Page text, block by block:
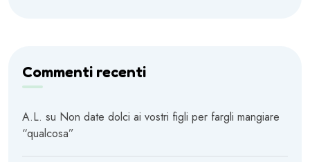
Commenti recenti
A.L. su Non date dolci ai vostri figli per fargli mangiare
“qualcosa”